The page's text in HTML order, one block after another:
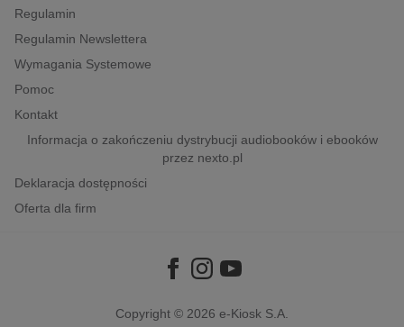
inne
popularno-naukowe
historia
Regulamin
Regulamin Newslettera
Wymagania Systemowe
Pomoc
Kontakt
Informacja o zakończeniu dystrybucji audiobooków i ebooków
przez nexto.pl
Deklaracja dostępności
Oferta dla firm
Copyright © 2026 e-Kiosk S.A.